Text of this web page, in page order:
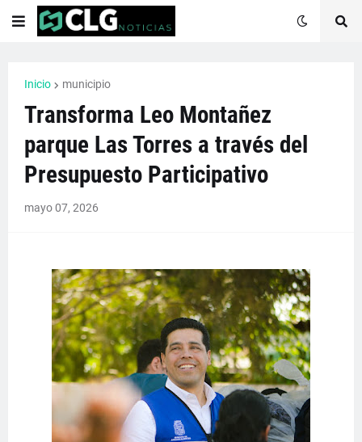
Inicio municipio
Transforma Leo Montañez
parque Las Torres a través del
Presupuesto Participativo
mayo 07, 2026